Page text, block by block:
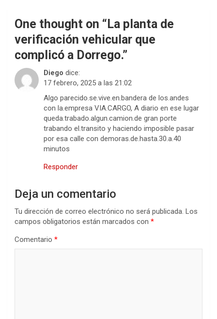
One thought on “ La planta de
verificación vehicular que
complicó a Dorrego.”
Diego dice:
17 febrero, 2025 a las 21:02
Algo parecido.se.vive.en.bandera de los.andes
con la.empresa VIA.CARGO, A diario en ese lugar
queda.trabado.algun.camion.de gran porte
trabando el.transito y haciendo imposible pasar
por esa calle con demoras.de.hasta.30.a.40
minutos
Responder
Deja un comentario
Tu dirección de correo electrónico no será publicada. Los
campos obligatorios están marcados con *
Comentario *